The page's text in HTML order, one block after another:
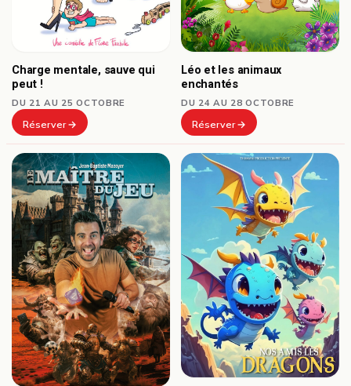
Charge mentale, sauve qui
peut !
DU 21 AU 25 OCTOBRE
Réserver
Léo et les animaux
enchantés
DU 24 AU 28 OCTOBRE
Réserver